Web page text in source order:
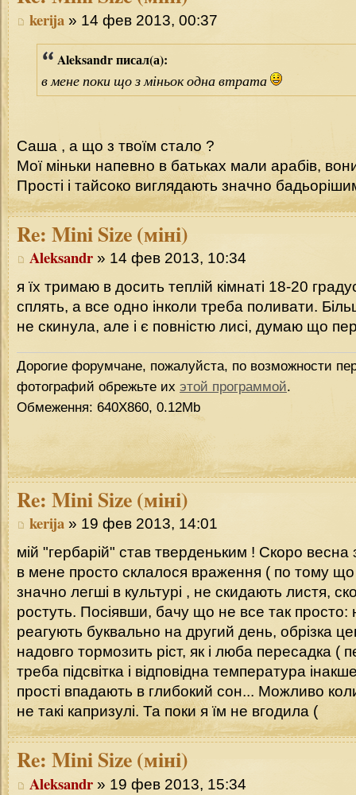
kerija » 14 фев 2013, 00:37
Aleksandr писал(а):
в мене поки що з міньок одна втрата
Саша , а що з твоїм стало ?
Мої міньки напевно в батьках мали арабів,
Прості і тайсоко виглядають значно
Re: Mini Size (міні)
Aleksandr » 14 фев 2013, 10:34
я їх тримаю в досить теплій кімнаті 18-20
сплять, а все одно інколи треба поливати.
не скинула, але і є повністю лисі, думаю що
Дорогие форумчане, пожалуйста, по возможности
фотографий обрежьте их этой программой.
Обмеження: 640Х860, 0.12Mb
Re: Mini Size (міні)
kerija » 19 фев 2013, 14:01
мій "гербарій" став тверденьким ! Скоро
в мене просто склалося враження ( по тому що
значно легші в культурі , не скидають листя,
ростуть. Посіявши, бачу що не все так просто:
реагують буквально на другий день, обрізка
надовго тормозить ріст, як і люба пересадка (
треба підсвітка і відповідна температура
прості впадають в глибокий сон... Можливо
не такі капризулі. Та поки я їм не вгодила (
Re: Mini Size (міні)
Aleksandr » 19 фев 2013, 15:34